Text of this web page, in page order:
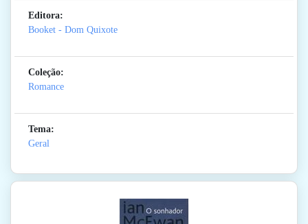
Editora:
Booket - Dom Quixote
Coleção:
Romance
Tema:
Geral